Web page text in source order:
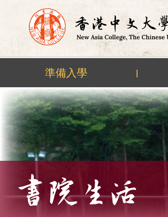
Skip
content
準備入學 |